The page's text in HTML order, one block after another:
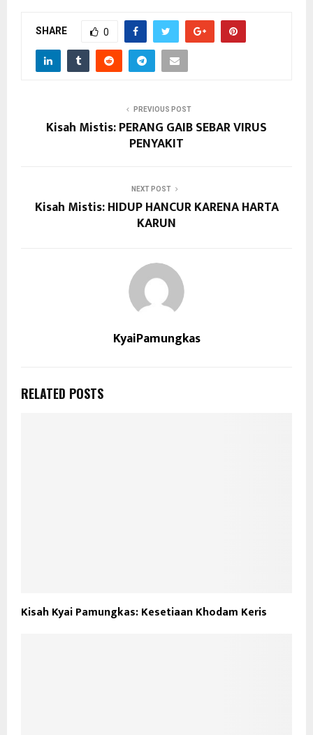
SHARE 0
PREVIOUS POST
Kisah Mistis: PERANG GAIB SEBAR VIRUS
PENYAKIT
NEXT POST
Kisah Mistis: HIDUP HANCUR KARENA HARTA
KARUN
KyaiPamungkas
RELATED POSTS
Kisah Kyai Pamungkas: Kesetiaan Khodam Keris